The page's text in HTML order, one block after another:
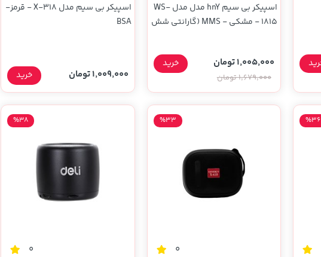
اسپیکر بی سیم hnY مدل مدل WS-
1815 - مشکی - MMS (گارانتی شش
1,005,000 تومان
1,679,000 تومان
خرید
اسپیکر بی سیم مدل X-318 - قرمز-
BSA
1,009,000 تومان خرید
%36
0
%33
0
%38